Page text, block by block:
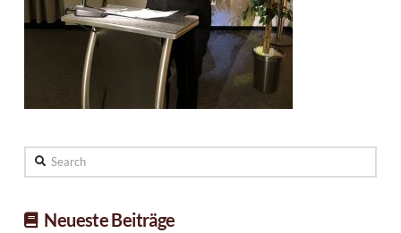
Search
Neueste Beiträge